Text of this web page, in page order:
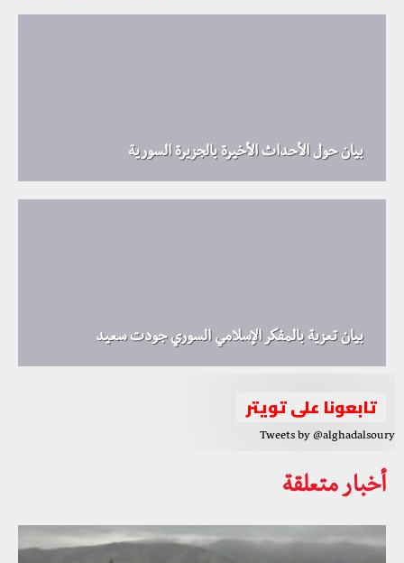
بيان حول الأحداث الأخيرة بالجزيرة السورية
بيان تعزية بالمفكر الإسلامي السوري جودت سعيد
تابعونا على تويتر
Tweets by @alghadalsoury
أخبار متعلقة